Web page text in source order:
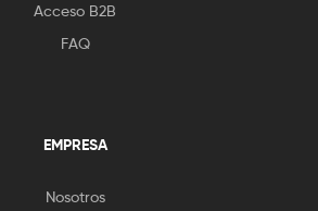
Acceso B2B
FAQ
EMPRESA
Nosotros